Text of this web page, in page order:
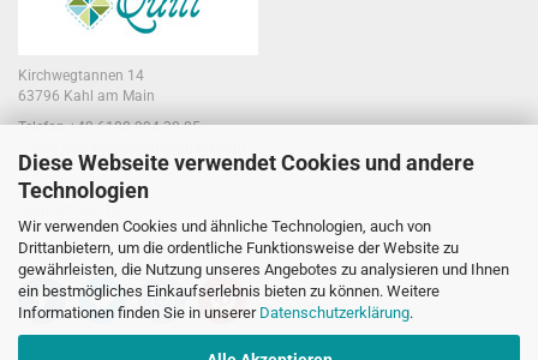
Diese Webseite verwendet Cookies und andere
Technologien
Wir verwenden Cookies und ähnliche Technologien, auch von
Drittanbietern, um die ordentliche Funktionsweise der Website zu
gewährleisten, die Nutzung unseres Angebotes zu analysieren und Ihnen
ein bestmögliches Einkaufserlebnis bieten zu können. Weitere
Informationen finden Sie in unserer Datenschutzerklärung.
Kirchwegtannen 14
63796 Kahl am Main
Telefon +49 6188 994 30 85
Laden:
63796 Kahl am Main